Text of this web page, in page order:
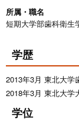
所属・職名
短期大学部歯科衛生
学歴
2013年3月 東北大学
2018年3月 東北大学
学位